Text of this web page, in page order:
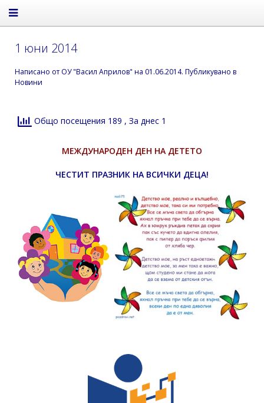
1 юни 2014
Написано от ОУ "Васил Априлов" на 01.06.2014. Публикувано в
Новини
Общо посещения 189 , За днес 1
МЕЖДУНАРОДЕН ДЕН НА ДЕТЕТО
ЧЕСТИТ ПРАЗНИК НА ВСИЧКИ ДЕЦА!